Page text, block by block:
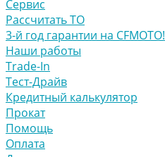
Сервис
Рассчитать ТО
3-й год гарантии на CFMOTO!
Наши работы
Trade-In
Тест-Драйв
Кредитный калькулятор
Прокат
Помощь
Оплата